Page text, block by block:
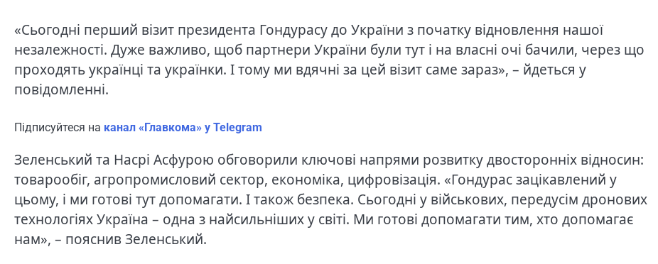
«Сьогодні перший візит президента Гондурасу до України з початку відновлення нашої
незалежності. Дуже важливо, щоб партнери України були тут і на власні очі бачили, через що
проходять українці та українки. І тому ми вдячні за цей візит саме зараз», – йдеться у
повідомленні.
Підписуйтеся на канал «Главкома» у Telegram
Зеленський та Насрі Асфурою обговорили ключові напрями розвитку двосторонніх відносин:
товарообіг, агропромисловий сектор, економіка, цифровізація. «Гондурас зацікавлений у
цьому, і ми готові тут допомагати. І також безпека. Сьогодні у військових, передусім дронових
технологіях Україна – одна з найсильніших у світі. Ми готові допомагати тим, хто допомагає
нам», – пояснив Зеленський.